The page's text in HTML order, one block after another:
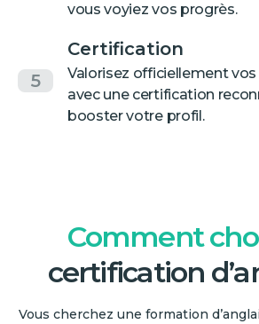
vous voyiez vos progrès.
5
Certification
Valorisez officiellement
avec une certification
booster votre profil.
Comment
certification
Vous cherchez une formation